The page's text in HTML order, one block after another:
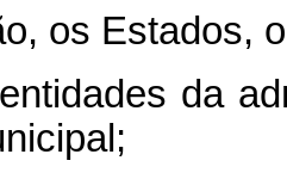
Estados, o
da